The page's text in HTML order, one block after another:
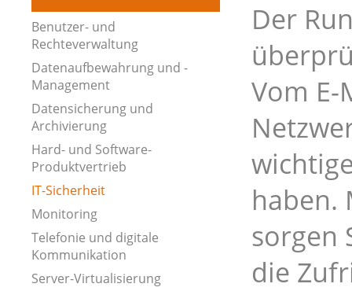
Benutzer- und
Rechteverwaltung
Datenaufbewahrung und -
Management
Datensicherung und
Archivierung
Hard- und Software-
Produktvertrieb
IT-Sicherheit
Monitoring
Telefonie und digitale
Kommunikation
Server-Virtualisierung
Der
Vom
haben.
sorgen
die